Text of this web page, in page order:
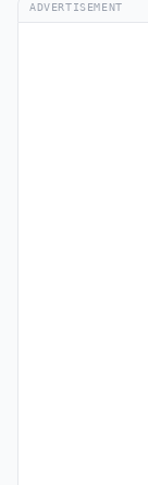
ADVERTISEMENT